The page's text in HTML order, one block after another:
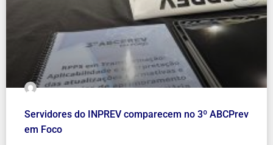
Servidores do INPREV comparecem no 3º ABCPrev
em Foco